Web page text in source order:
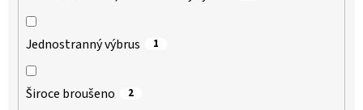
Jednostranný výbrus 1
Široce broušeno 2